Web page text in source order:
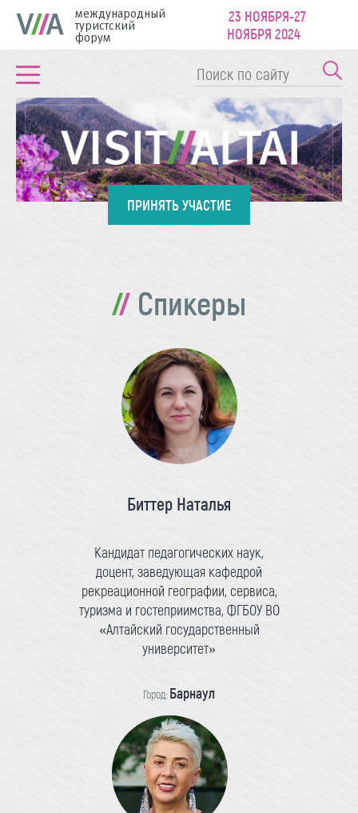
международный
туристский
форум
23 НОЯБРЯ-27
НОЯБРЯ 2024
ПРИНЯТЬ УЧАСТИЕ
Спикеры
Биттер Наталья
Кандидат педагогических наук,
доцент, заведующая кафедрой
рекреационной географии, сервиса,
туризма и гостеприимства, ФГБОУ ВО
«Алтайский государственный
университет»
Город: Барнаул